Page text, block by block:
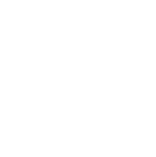
Livraison à domicile :
plus, votre colis arrive à